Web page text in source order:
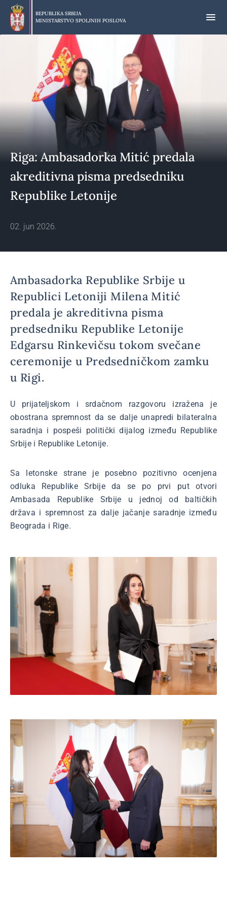
Preskoči
glavni
deo
REPUBLIKA SRBIJA
MINISTARSTVO SPOLJNIH POSLOVA
Riga: Ambasadorka Mitić predala
akreditivna pisma predsedniku
Republike Letonije
02. jun 2026.
Ambasadorka Republike Srbije u
Republici Letoniji Milena Mitić
predala je akreditivna pisma
predsedniku Republike Letonije
Edgarsu Rinkevičsu tokom svečane
ceremonije u Predsedničkom zamku
u Rigi.
U prijateljskom i srdačnom razgovoru izražena je
obostrana spremnost da se dalje unapredi bilateralna
saradnja i pospeši politički dijalog između Republike
Srbije i Republike Letonije.
Sa letonske strane je posebno pozitivno ocenjena
odluka Republike Srbije da se po prvi put otvori
Ambasada Republike Srbije u jednoj od baltičkih
država i spremnost za dalje jačanje saradnje između
Beograda i Rige.